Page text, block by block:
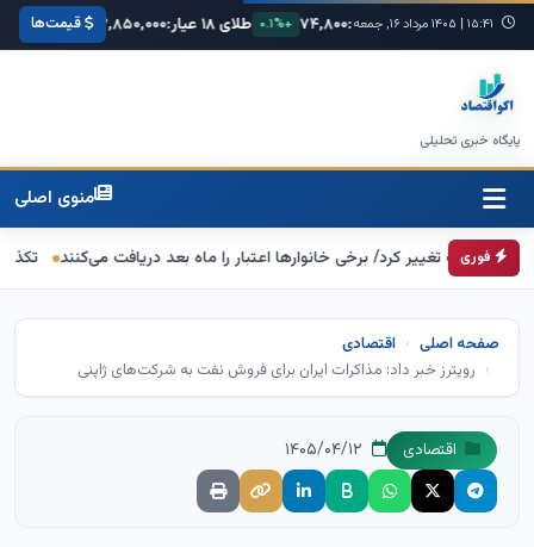
۱۵:۴۱ | ۱۴۰۵ مرداد ۱۶, جمعه ۶۸,۴۲۰ +۰.۳% یورو:۷۴,۸۰۰ +۰.۱% طلای ۱۸ عیار: ۳,۸۵۰,۰۰۰ +۱.۲% سکه امامی:
قیمت‌ها
پایگاه خبری تحلیلی
منوی اصلی
فوری
تغییر کرد/ برخی خانوارها اعتبار را ماه بعد دریافت می‌کنند تکذیب اعمال ضریب ۲.۷ برای اینترنت بین‌الملل از سوی
صفحه اصلی
اقتصادی
رویترز خبر داد: مذاکرات ایران برای فروش نفت به شرکت‌های ژاپنی
اقتصادی